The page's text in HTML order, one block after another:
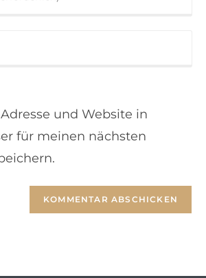
und Website in
für meinen nächsten